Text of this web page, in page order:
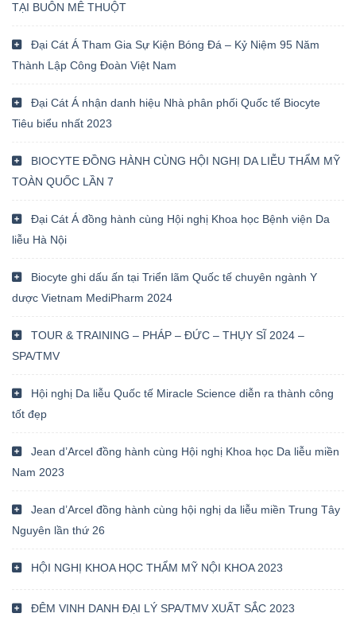
TẠI BUÔN MÊ THUỘT
Đại Cát Á Tham Gia Sự Kiện Bóng Đá – Kỷ Niệm 95 Năm
Thành Lập Công Đoàn Việt Nam
Đại Cát Á nhận danh hiệu Nhà phân phối Quốc tế Biocyte
Tiêu biểu nhất 2023
BIOCYTE ĐỒNG HÀNH CÙNG HỘI NGHỊ DA LIỄU THẨM MỸ
TOÀN QUỐC LẦN 7
Đại Cát Á đồng hành cùng Hội nghị Khoa học Bệnh viện Da
liễu Hà Nội
Biocyte ghi dấu ấn tại Triển lãm Quốc tế chuyên ngành Y
dược Vietnam MediPharm 2024
TOUR & TRAINING – PHÁP – ĐỨC – THỤY SĨ 2024 –
SPA/TMV
Hội nghị Da liễu Quốc tế Miracle Science diễn ra thành công
tốt đẹp
Jean d’Arcel đồng hành cùng Hội nghị Khoa học Da liễu miền
Nam 2023
Jean d’Arcel đồng hành cùng hội nghị da liễu miền Trung Tây
Nguyên lần thứ 26
HỘI NGHỊ KHOA HỌC THẨM MỸ NỘI KHOA 2023
ĐÊM VINH DANH ĐẠI LÝ SPA/TMV XUẤT SẮC 2023